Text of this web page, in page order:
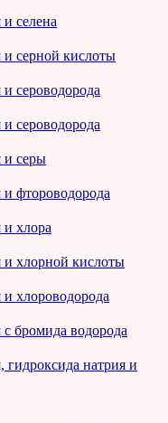
селена
и серной кислоты
сероводорода
сероводорода
и серы
и фтороводорода
и хлора
и хлорной кислоты
и хлороводорода
с бромида водорода
гидроксида натрия и